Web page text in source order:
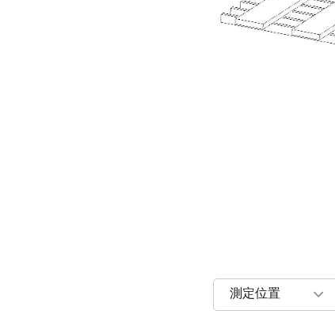
測定位置